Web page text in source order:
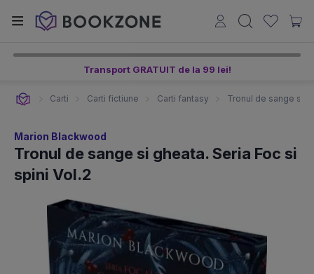
Transport GRATUIT de la 99 lei!
Carti Carti fictiune Carti fantasy Tronul de sange si
Marion Blackwood
Tronul de sange si gheata. Seria Foc si
spini Vol.2